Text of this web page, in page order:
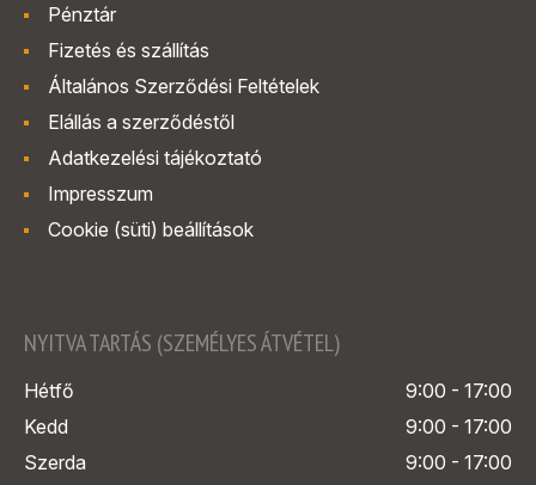
Pénztár
Fizetés és szállítás
Általános Szerződési Feltételek
Elállás a szerződéstől
Adatkezelési tájékoztató
Impresszum
Cookie (süti) beállítások
NYITVA TARTÁS (SZEMÉLYES ÁTVÉTEL)
Hétfő
9:00 - 17:00
Kedd
9:00 - 17:00
Szerda
9:00 - 17:00